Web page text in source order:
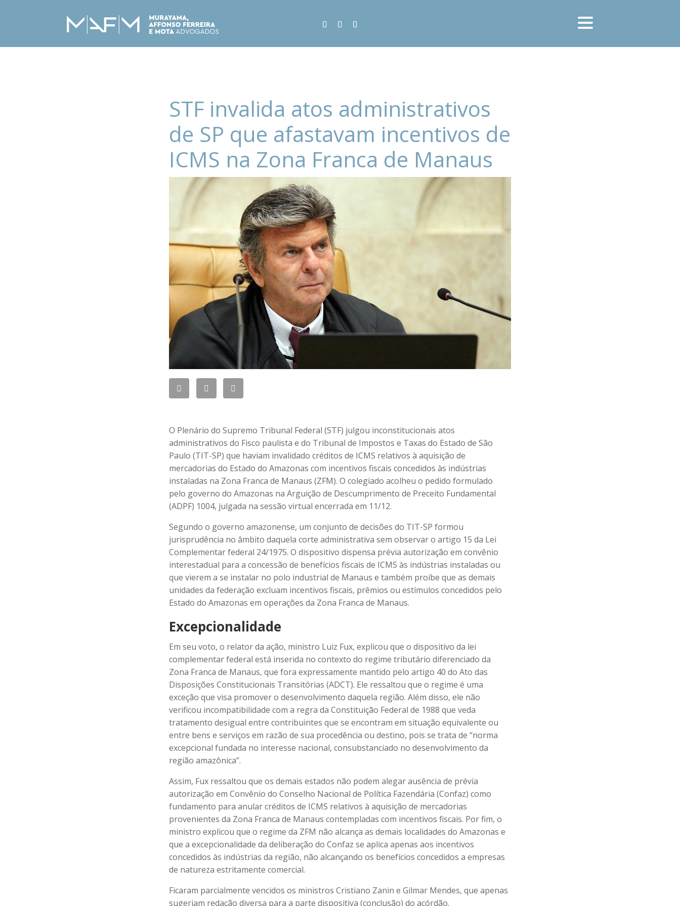
STF invalida atos administrativos
de SP que afastavam incentivos de
ICMS na Zona Franca de Manaus
O Plenário do Supremo Tribunal Federal (STF) julgou inconstitucionais atos
administrativos do Fisco paulista e do Tribunal de Impostos e Taxas do Estado de São
Paulo (TIT-SP) que haviam invalidado créditos de ICMS relativos à aquisição de
mercadorias do Estado do Amazonas com incentivos fiscais concedidos às indústrias
instaladas na Zona Franca de Manaus (ZFM). O colegiado acolheu o pedido formulado
pelo governo do Amazonas na Arguição de Descumprimento de Preceito Fundamental
(ADPF) 1004, julgada na sessão virtual encerrada em 11/12.
Segundo o governo amazonense, um conjunto de decisões do TIT-SP formou
jurisprudência no âmbito daquela corte administrativa sem observar o artigo 15 da Lei
Complementar federal 24/1975. O dispositivo dispensa prévia autorização em convênio
interestadual para a concessão de benefícios fiscais de ICMS às indústrias instaladas ou
que vierem a se instalar no polo industrial de Manaus e também proíbe que as demais
unidades da federação excluam incentivos fiscais, prêmios ou estímulos concedidos pelo
Estado do Amazonas em operações da Zona Franca de Manaus.
Excepcionalidade
Em seu voto, o relator da ação, ministro Luiz Fux, explicou que o dispositivo da lei
complementar federal está inserida no contexto do regime tributário diferenciado da
Zona Franca de Manaus, que fora expressamente mantido pelo artigo 40 do Ato das
Disposições Constitucionais Transitórias (ADCT). Ele ressaltou que o regime é uma
exceção que visa promover o desenvolvimento daquela região. Além disso, ele não
verificou incompatibilidade com a regra da Constituição Federal de 1988 que veda
tratamento desigual entre contribuintes que se encontram em situação equivalente ou
entre bens e serviços em razão de sua procedência ou destino, pois se trata de “norma
excepcional fundada no interesse nacional, consubstanciado no desenvolvimento da
região amazônica”.
Assim, Fux ressaltou que os demais estados não podem alegar ausência de prévia
autorização em Convênio do Conselho Nacional de Política Fazendária (Confaz) como
fundamento para anular créditos de ICMS relativos à aquisição de mercadorias
provenientes da Zona Franca de Manaus contempladas com incentivos fiscais. Por fim, o
ministro explicou que o regime da ZFM não alcança as demais localidades do Amazonas e
que a excepcionalidade da deliberação do Confaz se aplica apenas aos incentivos
concedidos às indústrias da região, não alcançando os benefícios concedidos a empresas
de natureza estritamente comercial.
Ficaram parcialmente vencidos os ministros Cristiano Zanin e Gilmar Mendes, que apenas
sugeriam redação diversa para a parte dispositiva (conclusão) do acórdão.